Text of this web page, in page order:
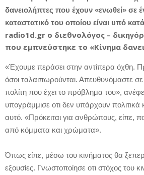
δανειολήπτες που έχουν «ενωθεί» σε
καταστατικό του οποίου είναι υπό
radio1d.gr ο διεθνολόγος –
που εμπνεύστηκε το «Κίνημα
«Έχουμε περάσει στην αντίπερα όχθη.
όσοι ταλαιπωρούνται. Απευθυνόμαστε
πολίτη που έχει το πρόβλημα του»,
υπογράμμισε οτι δεν υπάρχουν πολιτικά
αυτό. «Πρόκειται για ανθρώπους, είπε,
από κόμματα και χρώματα».
Όπως είπε, μέσω του κινήματος θα
εξουσίες. Γνωστοποίησε οτι στόχος του